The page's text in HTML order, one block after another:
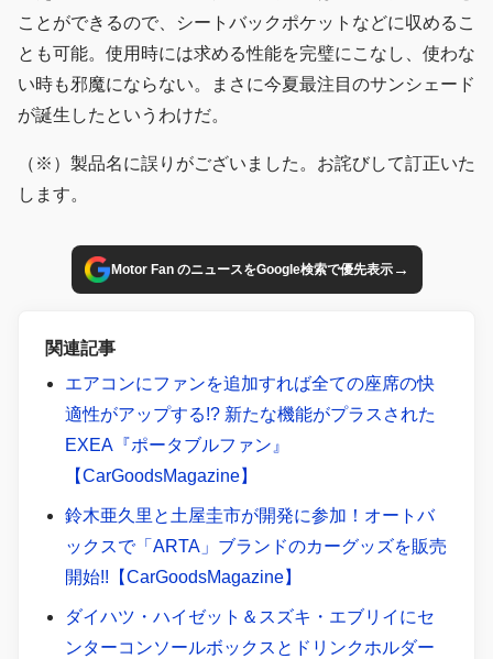
ことができるので、シートバックポケットなどに収めるこ
とも可能。使用時には求める性能を完璧にこなし、使わな
い時も邪魔にならない。まさに今夏最注目のサンシェード
が誕生したというわけだ。
（※）製品名に誤りがございました。お詫びして訂正いた
します。
Motor Fan のニュースをGoogle検索で優先表示→
関連記事
エアコンにファンを追加すれば全ての座席の快
適性がアップする!? 新たな機能がプラスされた
EXEA『ポータブルファン』
【CarGoodsMagazine】
鈴木亜久里と土屋圭市が開発に参加！オートバ
ックスで「ARTA」ブランドのカーグッズを販売
開始!!【CarGoodsMagazine】
ダイハツ・ハイゼット＆スズキ・エブリイにセ
ンターコンソールボックスとドリンクホルダー